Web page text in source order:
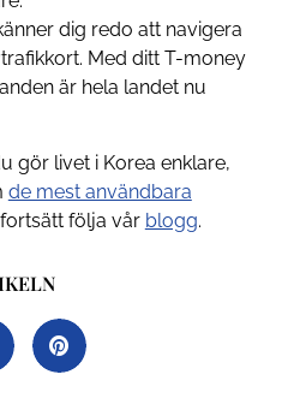
dig redo att navigera
Med ditt T-money
är hela landet nu
gör livet i Korea enklare,
de mest användbara
följa vår blogg.